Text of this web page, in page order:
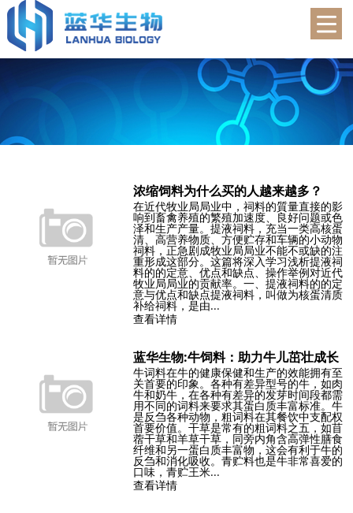
蓝华生物
浓缩饲料为什么买的人越来越多？
在近代牧业局局业中，祠料的質量直接的影
响到畜禽养殖的繁殖加速度、良好问题或色
泽和生产产量。提液祠料，充当一类高核蛋
清、高营养物质、方便贮存和车辆的小动物
祠料，正急剧成牧业局局业不能不或缺的注
重形成这部分。这篇将深入学习浅析提液祠
料的的定意、优点和缺点、操作举例对近代
牧业局局业的贡献率。一、提液祠料的的定
意与优点和缺点提液祠料，叫做为核蛋清质
补给祠料，是由...
查看详情
蓝华生物:牛饲料：助力牛儿茁壮成长
牛词料在牛的健康保健和生产的效能拥有至
关首要的印象。各种有差异型号的牛，如肉
牛和奶牛，在各种有差异的发芽时间段都需
用不同的词料来要求其蛋白质丰富标准。牛
是反刍各种动物，粗词料在其餐饮中支配权
首要价值。干草是常有的粗词料之五，如苜
蓿干草和羊草干草，同旁内角含高弹性膳食
纤维和另一蛋白质丰富物，这会有利于牛的
反刍和消化吸收。青贮料也是牛非常喜爱的
口味，青贮王米...
查看详情